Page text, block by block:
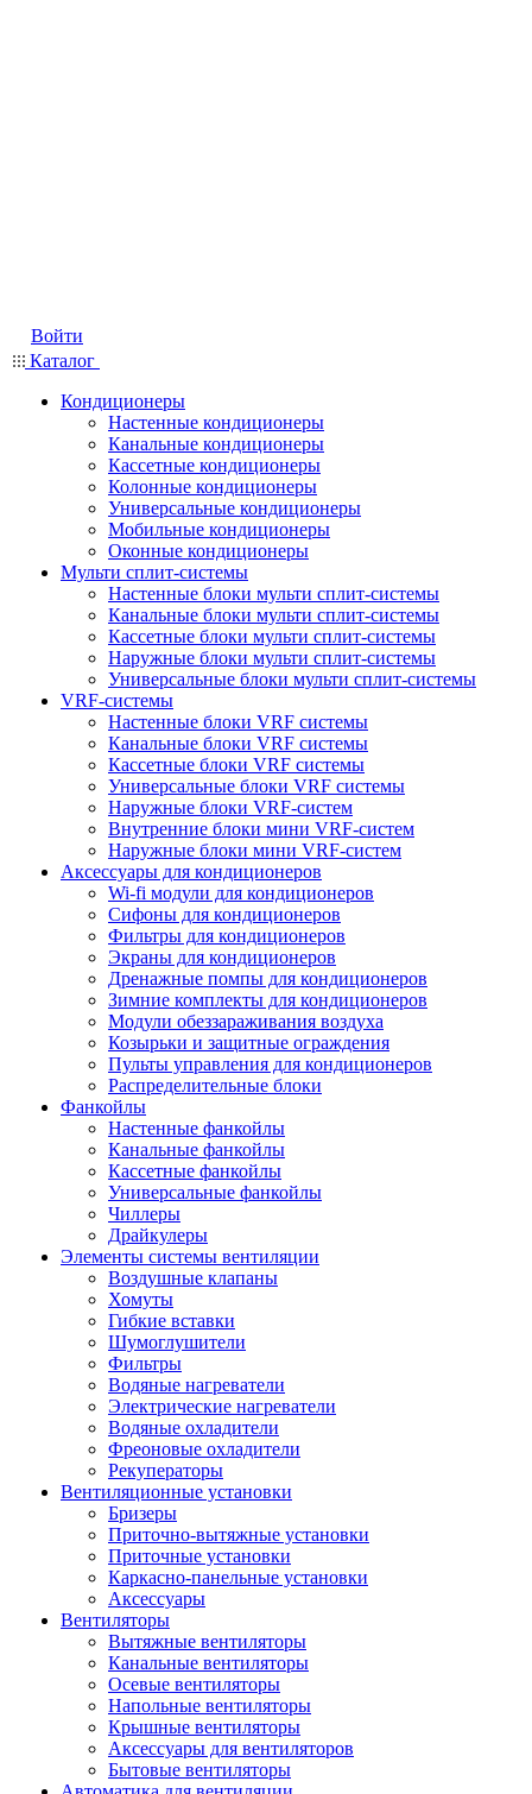
Войти
Каталог
Кондиционеры
Настенные кондиционеры
Канальные кондиционеры
Кассетные кондиционеры
Колонные кондиционеры
Универсальные кондиционеры
Мобильные кондиционеры
Оконные кондиционеры
Мульти сплит-системы
Настенные блоки мульти сплит-системы
Канальные блоки мульти сплит-системы
Кассетные блоки мульти сплит-системы
Наружные блоки мульти сплит-системы
Универсальные блоки мульти сплит-системы
VRF-системы
Настенные блоки VRF системы
Канальные блоки VRF системы
Кассетные блоки VRF системы
Универсальные блоки VRF системы
Наружные блоки VRF-систем
Внутренние блоки мини VRF-систем
Наружные блоки мини VRF-систем
Аксессуары для кондиционеров
Wi-fi модули для кондиционеров
Сифоны для кондиционеров
Фильтры для кондиционеров
Экраны для кондиционеров
Дренажные помпы для кондиционеров
Зимние комплекты для кондиционеров
Модули обеззараживания воздуха
Козырьки и защитные ограждения
Пульты управления для кондиционеров
Распределительные блоки
Фанкойлы
Настенные фанкойлы
Канальные фанкойлы
Кассетные фанкойлы
Универсальные фанкойлы
Чиллеры
Драйкулеры
Элементы системы вентиляции
Воздушные клапаны
Хомуты
Гибкие вставки
Шумоглушители
Фильтры
Водяные нагреватели
Электрические нагреватели
Водяные охладители
Фреоновые охладители
Рекуператоры
Вентиляционные установки
Бризеры
Приточно-вытяжные установки
Приточные установки
Каркасно-панельные установки
Аксессуары
Вентиляторы
Вытяжные вентиляторы
Канальные вентиляторы
Осевые вентиляторы
Напольные вентиляторы
Крышные вентиляторы
Аксессуары для вентиляторов
Бытовые вентиляторы